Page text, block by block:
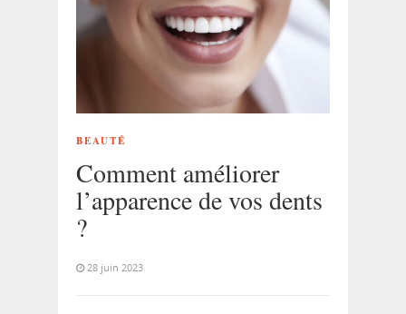
BEAUTÉ
Comment améliorer
l’apparence de vos dents
?
28 juin 2023